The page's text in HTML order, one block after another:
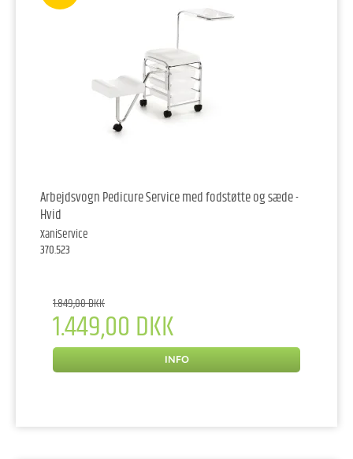
Arbejdsvogn Pedicure Service med fodstøtte og sæde -
Hvid
XaniService
370.523
1.849,00 DKK
1.449,00 DKK
INFO